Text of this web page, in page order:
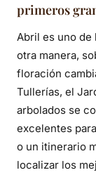
primeros
Abril es uno de
otra manera,
floración
Tullerías, el
arbolados se
excelentes
o un itinerario
localizar los